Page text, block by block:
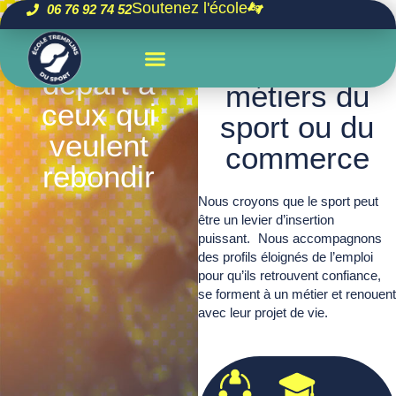
06 76 92 74 52Soutenez l'école
Offrir un
nouveau
départ à
ceux qui
veulent
rebondir
pour se
métiers du
sport ou du
commerce
Nous croyons que le sport peut
être un levier d’insertion
puissant. Nous accompagnons
des profils éloignés de l’emploi
pour qu’ils retrouvent confiance,
se forment à un métier et renouent
avec leur projet de vie.